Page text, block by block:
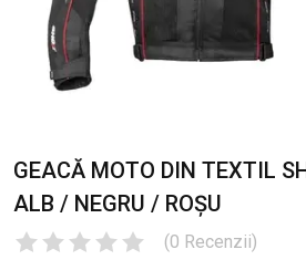
GEACĂ MOTO DIN TEXTIL
ALB / NEGRU / ROȘU
(0 Recenzii)